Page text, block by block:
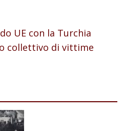
UE con la Turchia
collettivo di vittime